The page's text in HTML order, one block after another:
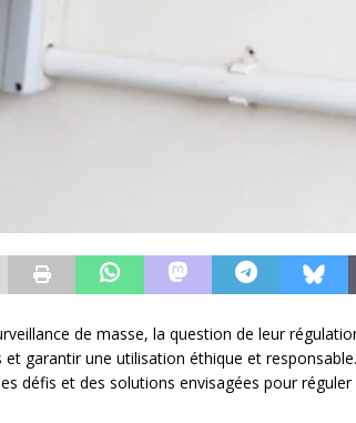
de masse, la question de leur
garantir une utilisation éthique et
défis et des solutions envisagées pour réguler